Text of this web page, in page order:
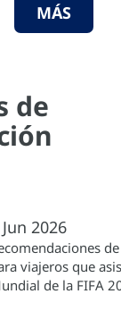
MÁS
de
2026
viajeros que
de la FIFA